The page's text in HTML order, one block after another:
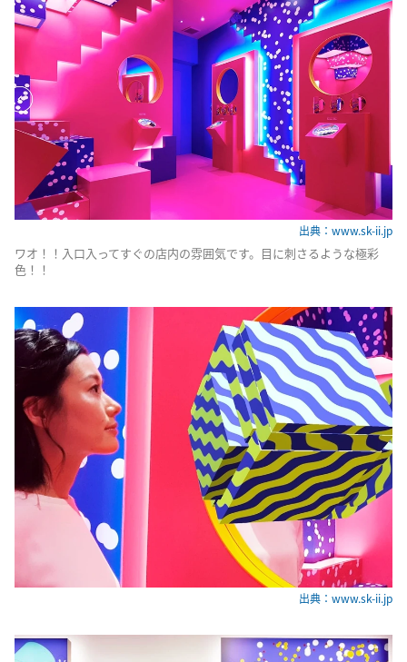
出典：www.sk-ii.jp
ワオ！！入口入ってすぐの店内の雰囲気です。目に刺さるような極彩
色！！
出典：www.sk-ii.jp